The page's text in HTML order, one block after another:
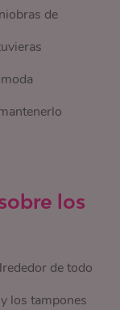
de
los
de todo
los tampones